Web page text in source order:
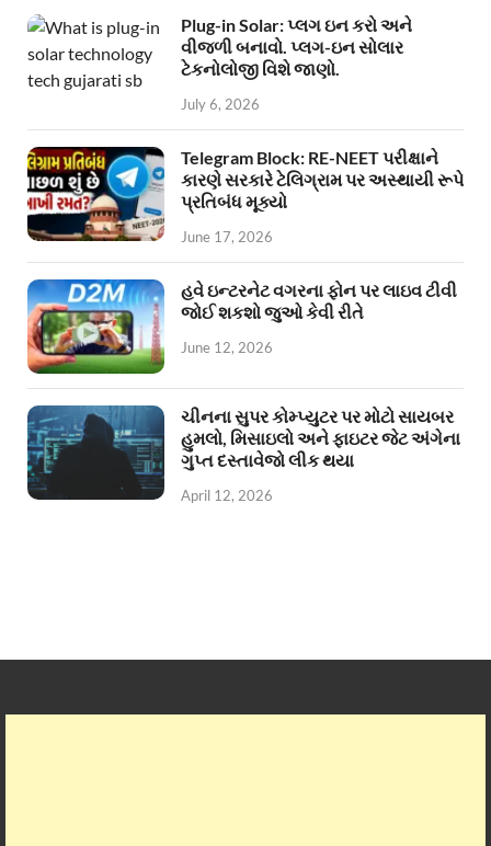
Plug-in Solar: પ્લગ ઇન કરો અને
વીજળી બનાવો. પ્લગ-ઇન સોલાર
ટેકનોલોજી વિશે જાણો.
July 6, 2026
Telegram Block: RE-NEET પરીક્ષાને
કારણે સરકારે ટેલિગ્રામ પર અસ્થાયી રૂપે
પ્રતિબંધ મૂક્યો
June 17, 2026
હવે ઇન્ટરનેટ વગરના ફોન પર લાઇવ ટીવી
જોઈ શકશો જુઓ કેવી રીતે
June 12, 2026
ચીનના સુપર કોમ્પ્યુટર પર મોટો સાયબર
હુમલો, મિસાઇલો અને ફાઇટર જેટ અંગેના
ગુપ્ત દસ્તાવેજો લીક થયા
April 12, 2026